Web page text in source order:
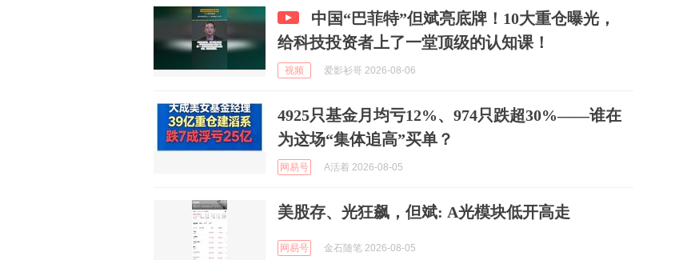
中国“巴菲特”但斌亮底牌！10大重仓曝光，
给科技投资者上了一堂顶级的认知课！
视频 爱影衫哥 2026-08-06
4925只基金月均亏12%、974只跌超30%——谁在
为这场“集体追高”买单？
网易号 A活着 2026-08-05
美股存、光狂飙，但斌: A光模块低开高走
网易号 金石随笔 2026-08-05